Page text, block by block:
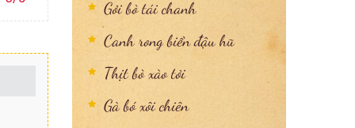
Gỏi bò tái chanh
Canh rong biển đậu hũ
Thịt bò xào tỏi
Gà bó xôi chiên